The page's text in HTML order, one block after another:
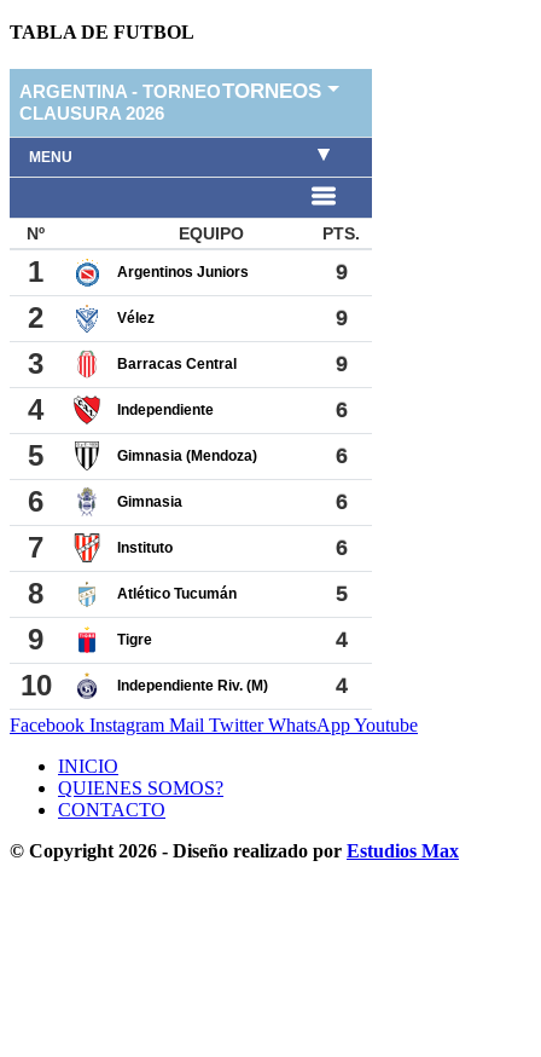
TABLA DE FUTBOL
Facebook Instagram Mail Twitter WhatsAppYoutube
INICIO
QUIENES SOMOS?
CONTACTO
© Copyright 2026 - Diseño realizado por Estudios Max